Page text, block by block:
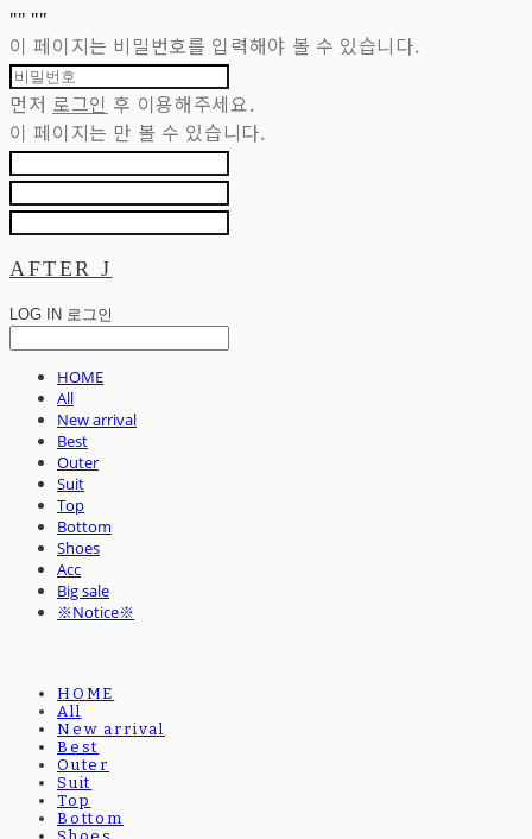
"" ""
이 페이지는 비밀번호를 입력해야 볼 수 있습니다.
먼저 로그인 후 이용해주세요.
이 페이지는 만 볼 수 있습니다.
AFTER J
LOG IN 로그인
HOME
All
New arrival
Best
Outer
Suit
Top
Bottom
Shoes
Acc
Big sale
※Notice※
HOME
All
New arrival
Best
Outer
Suit
Top
Bottom